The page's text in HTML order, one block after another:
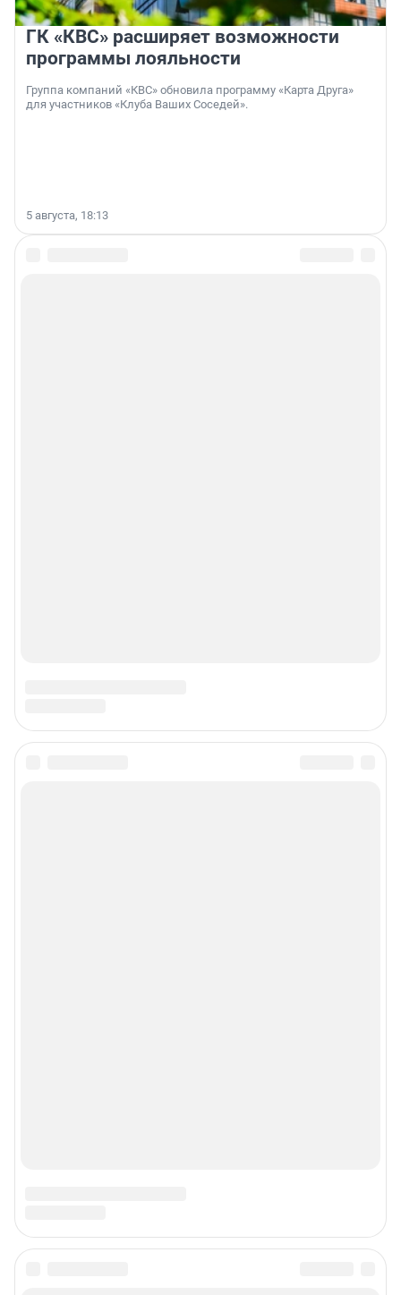
ГК «КВС» расширяет возможности
программы лояльности
Группа компаний «КВС» обновила программу «Карта Друга»
для участников «Клуба Ваших Соседей».
5 августа, 18:13